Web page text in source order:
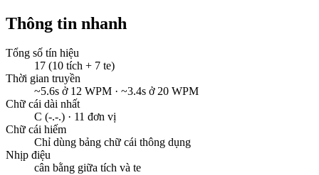
Thông tin nhanh
Tổng số tín hiệu
17 (10 tích + 7 te)
Thời gian truyền
~5.6s ở 12 WPM · ~3.4s ở 20 WPM
Chữ cái dài nhất
C (-.-.) · 11 đơn vị
Chữ cái hiếm
Chỉ dùng bảng chữ cái thông dụng
Nhịp điệu
cân bằng giữa tích và te